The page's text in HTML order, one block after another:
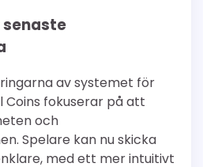
senaste
av systemet för
fokuserar på att
och
Spelare kan nu skicka
med ett mer intuitivt